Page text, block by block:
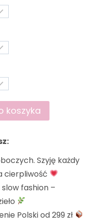
koszyka
Szyję każdy
cierpliwość
fashion –
Polski od 299 zł